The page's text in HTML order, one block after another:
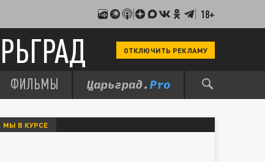
18+
ОТКЛЮЧИТЬ РЕКЛАМУ
ФИЛЬМЫ
МЫ В КУРСЕ